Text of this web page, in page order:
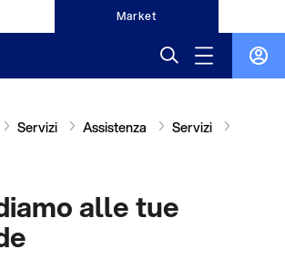
Market
Servizi Assistenza
Servizi
alle tue